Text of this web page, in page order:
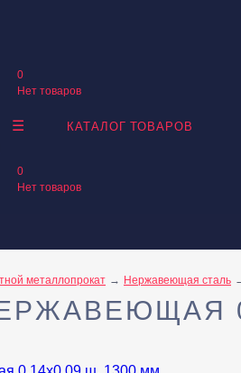
0
Нет товаров
КАТАЛОГ ТОВАРОВ
0
Нет товаров
металлопрокат Нержавеющая сталь